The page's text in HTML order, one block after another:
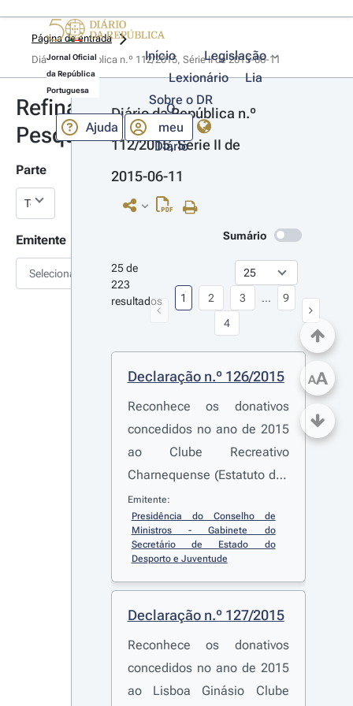
Jornal Oficial
da República
Portuguesa
Início
Legislação
Lexionário
Lia
Sobre o DR
Ajuda
O
meu
Diário
Página de entrada
Diário da República n.º 112/2015, Série II de 2015-06-11
Refinar
Pesquisa
Parte
Emitente
Selecionar
Diário da República n.º
112/2015, Série II de
2015-06-11
Sumário
25 de
223
resultados
1 2
3
4
... 9
Declaração n.º 126/2015
Reconhece os donativos
concedidos no ano de 2015
ao Clube Recreativo
Charnequense (Estatuto dos
Benefícios Fiscais)
Emitente:
Presidência do Conselho de
Ministros - Gabinete do
Secretário de Estado do
Desporto e Juventude
Declaração n.º 127/2015
Reconhece os donativos
concedidos no ano de 2015
ao Lisboa Ginásio Clube
AA